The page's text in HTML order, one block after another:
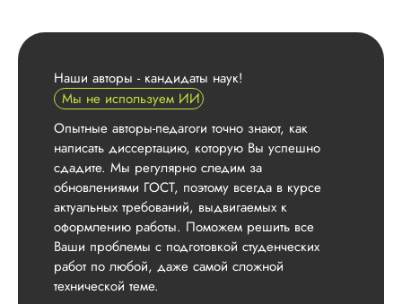
Наши авторы - кандидаты наук!
Мы не используем ИИ
Опытные авторы-педагоги точно знают, как
написать диссертацию, которую Вы успешно
сдадите. Мы регулярно следим за
обновлениями ГОСТ, поэтому всегда в курсе
актуальных требований, выдвигаемых к
оформлению работы. Поможем решить все
Ваши проблемы с подготовкой студенческих
работ по любой, даже самой сложной
технической теме.